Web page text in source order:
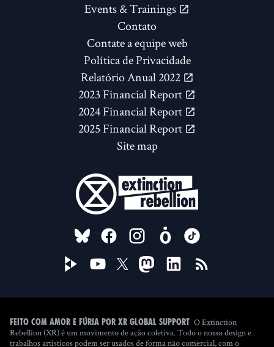
Events & Trainings
Contato
Contate a equipe web
Política de Privacidade
Relatório Anual 2022
2023 Financial Report
2024 Financial Report
2025 Financial Report
Site map
FOLLOW US ON
Feito com amor e fúria por XR Global Support O Extinction
Rebellion (XR) é um movimento de ação coletiva. Todo o nosso design e
trabalhos artísticos podem ser usados de forma não comercial, com o